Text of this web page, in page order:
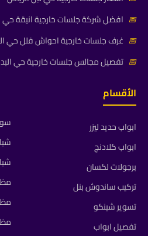
📅 افضل شركة جلسات خارجية انيقة حي
📅 غرف جلسات خارجية احواش فلل حي
📅 تفصيل مجالس جلسات خارجية حي
الأقسام
ابواب حديد ليزر
ابواب كلادنج
برجولات لكسان
تركيب ساندوش بنل
تسوير شينكو
تفصيل ابواب